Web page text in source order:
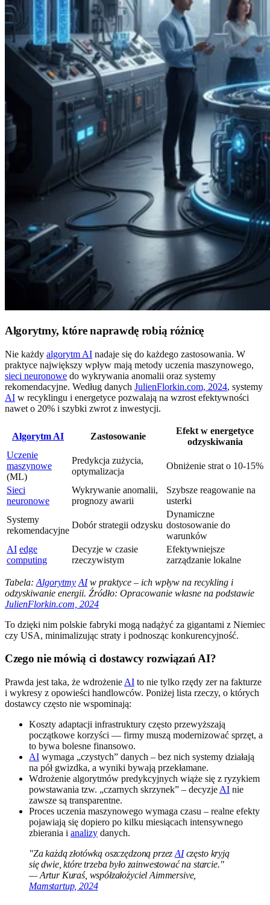
Algorytmy, które naprawdę robią różnicę
Nie każdy algorytm AI nadaje się do każdego zastosowania. W
praktyce największy wpływ mają metody uczenia maszynowego,
sieci neuronowe do wykrywania anomalii oraz systemy
rekomendacyjne. Według danych JulienFlorkin.com, 2024, systemy
AI w recyklingu i energetyce pozwalają na wzrost efektywności
nawet o 20% i szybki zwrot z inwestycji.
Algorytm AI Zastosowanie
Efekt w energetyce
odzyskiwania
Uczenie
maszynowe
(ML)
Predykcja zużycia,
optymalizacja
Obniżenie strat o 10-15%
Sieci
neuronowe
Wykrywanie anomalii,
prognozy awarii
Szybsze reagowanie na
usterki
Systemy
rekomendacyjne
Dobór strategii odzysku
Dynamiczne
dostosowanie do
warunków
AI edge
computing
Decyzje w czasie
rzeczywistym
Efektywniejsze
zarządzanie lokalne
Tabela: Algorytmy AIw praktyce – ich wpływ na recykling i
odzyskiwanie energii. Źródło: Opracowanie własne na podstawie
JulienFlorkin.com, 2024
To dzięki nim polskie fabryki mogą nadążyć za gigantami z Niemiec
czy USA, minimalizując straty i podnosząc konkurencyjność.
Czego nie mówią ci dostawcy rozwiązań AI?
Prawda jest taka, że wdrożenie AI to nie tylko rzędy zer na fakturze
i wykresy z opowieści handlowców. Poniżej lista rzeczy, o których
dostawcy często nie wspominają:
Koszty adaptacji infrastruktury często przewyższają
początkowe korzyści — firmy muszą modernizować sprzęt, a
to bywa bolesne finansowo.
AI wymaga „czystych” danych – bez nich systemy działają
na pół gwizdka, a wyniki bywają przekłamane.
Wdrożenie algorytmów predykcyjnych wiąże się z ryzykiem
powstawania tzw. „czarnych skrzynek” – decyzje AI nie
zawsze są transparentne.
Proces uczenia maszynowego wymaga czasu – realne efekty
pojawiają się dopiero po kilku miesiącach intensywnego
zbierania i analizy danych.
"Za każdą złotówką oszczędzoną przezAIczęsto kryją
się dwie, które trzeba było zainwestować na starcie."
— Artur Kuraś, współzałożyciel Aimmersive,
Mamstartup, 2024